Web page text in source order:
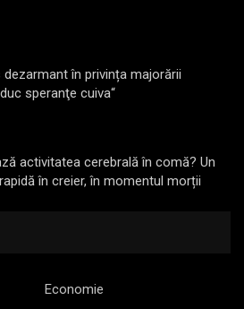
în privința majorării
speranţe cuiva“
activitatea cerebrală în comă? Un
în creier, în momentul morții
Economie